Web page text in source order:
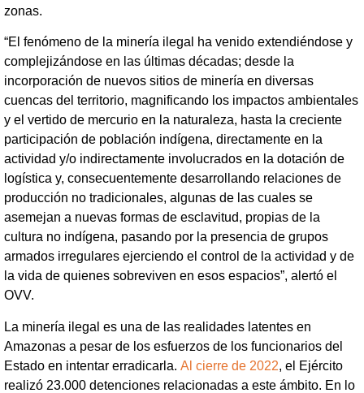
zonas.
“El fenómeno de la minería ilegal ha venido extendiéndose y
complejizándose en las últimas décadas; desde la
incorporación de nuevos sitios de minería en diversas
cuencas del territorio, magnificando los impactos ambientales
y el vertido de mercurio en la naturaleza, hasta la creciente
participación de población indígena, directamente en la
actividad y/o indirectamente involucrados en la dotación de
logística y, consecuentemente desarrollando relaciones de
producción no tradicionales, algunas de las cuales se
asemejan a nuevas formas de esclavitud, propias de la
cultura no indígena, pasando por la presencia de grupos
armados irregulares ejerciendo el control de la actividad y de
la vida de quienes sobreviven en esos espacios”, alertó el
OVV.
La minería ilegal es una de las realidades latentes en
Amazonas a pesar de los esfuerzos de los funcionarios del
Estado en intentar erradicarla. Al cierre de 2022, el Ejército
realizó 23.000 detenciones relacionadas a este ámbito. En lo